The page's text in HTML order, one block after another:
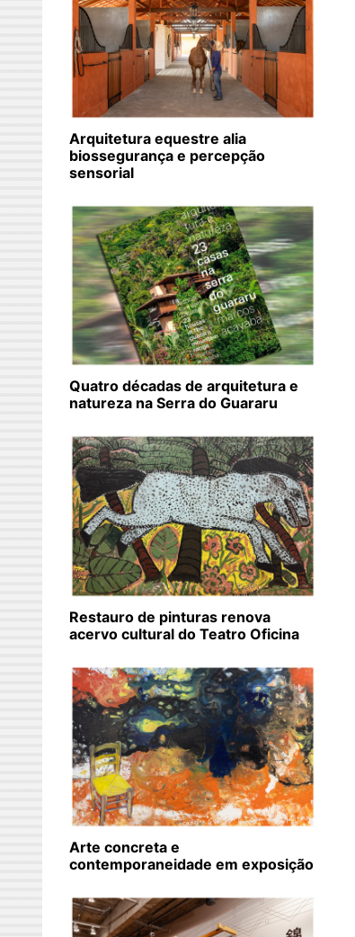
Arquitetura equestre alia
biossegurança e percepção
sensorial
Quatro décadas de arquitetura e
natureza na Serra do Guararu
Restauro de pinturas renova
acervo cultural do Teatro Oficina
Arte concreta e
contemporaneidade em exposição